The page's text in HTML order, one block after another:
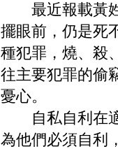
最近報載黃姓
擺眼前，仍是死
種犯罪，燒、殺
往主要犯罪的偷
憂心。
自私自利在適
為他們必須自利